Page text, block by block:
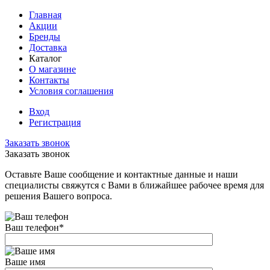
Главная
Акции
Бренды
Доставка
Каталог
О магазине
Контакты
Условия соглашения
Вход
Регистрация
Заказать звонок
Заказать звонок
Оставьте Ваше сообщение и контактные данные и наши
специалисты свяжутся с Вами в ближайшее рабочее время для
решения Вашего вопроса.
Ваш телефон*
Ваше имя